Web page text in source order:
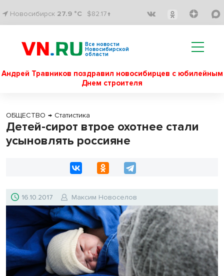
Новосибирск 27.9 °C $82.17↑
Все новости
Новосибирской
области
Андрей Травников поздравил новосибирцев с юбилейным
Днем строителя
ОБЩЕСТВО → Статистика
Детей-сирот втрое охотнее стали
усыновлять россияне
16.10.2017 Максим Новоселов